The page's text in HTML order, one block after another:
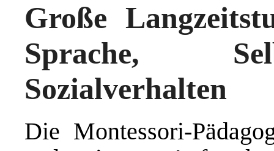
Große
Sprache,
Sozialverhalten
Die Montessori-